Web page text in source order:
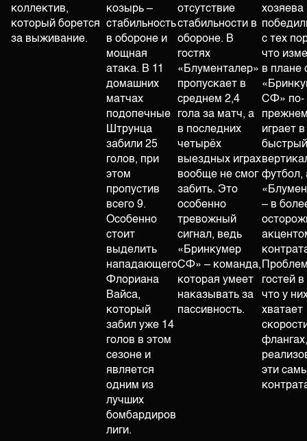
коллектив,
который борется
за выживание.
козырь –
стабильность
в обороне и
мощная
атака. В 11
домашних
матчах
подопечные
Штрунца
забили 25
голов, при
этом
пропустив
всего 9.
Особенно
стоит
выделить
нападающего
Флориана
Вайса,
который
забил уже 14
голов в этом
сезоне и
является
одним из
лучших
бомбардиров
лиги.
отсутствие
стабильности в
обороне. В
гостях
«Блументалер»
пропускает в
среднем 2,4
гола за матч, а
в последних
четырёх
выездных играх
вообще не смог
забить. Это
особенно
тревожный
сигнал, ведь
«Бринкумер
СФ» – команда,
которая умеет
наказывать за
пассивность.
хозяева
с тех
что
в плане
СФ» по-
играет в
футбол,
– в
гостей
что у
хватает
эти